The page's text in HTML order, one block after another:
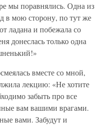
мы поравнялись. Одна из
в мою сторону, по тут же
ладана и побежала со
донеслась только одна
вместе со мной,
лекцию: «Не хотите
забыть про все
вам вашими врагами.
вами. Забудут и